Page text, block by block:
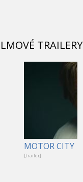
TRAILERY
MOTOR CITY
[trailer]